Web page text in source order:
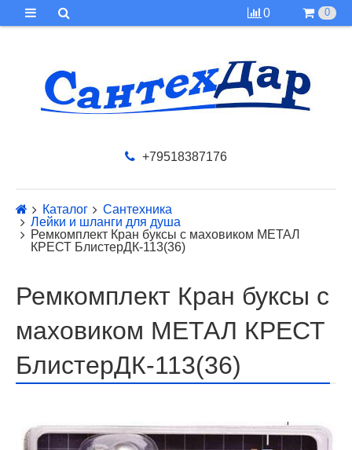
0 0
+79518387176
Каталог
Сантехника
Лейки и шланги для душа
Ремкомплект Кран буксы с маховиком МЕТАЛ
КРЕСТ БлистерДК-113(36)
Ремкомплект Кран буксы с
маховиком МЕТАЛ КРЕСТ
БлистерДК-113(36)